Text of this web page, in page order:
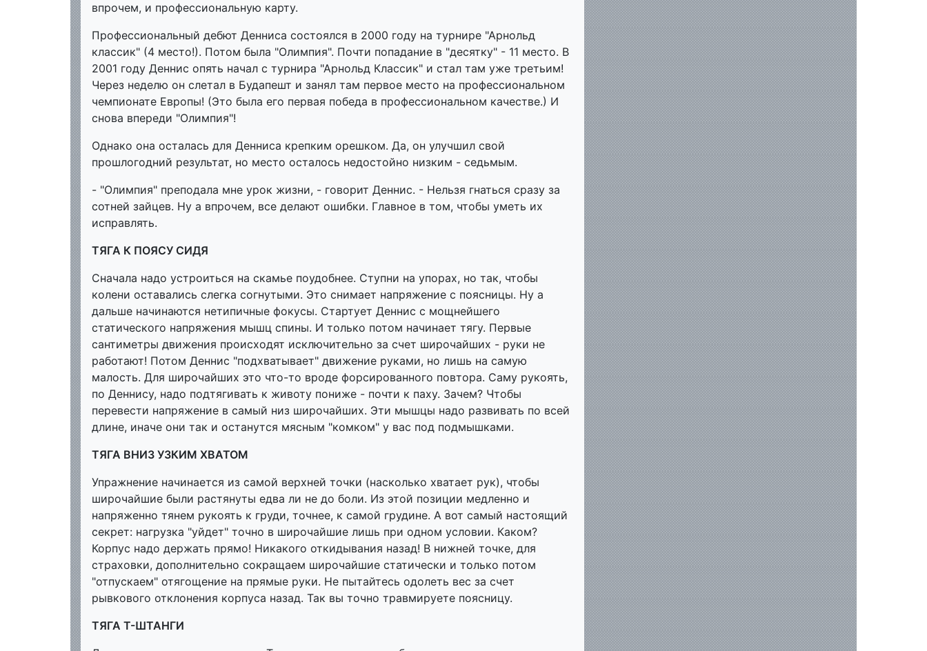
впрочем, и профессиональную карту.
Профессиональный дебют Денниса состоялся в 2000 году на турнире "Арнольд
классик" (4 место!). Потом была "Олимпия". Почти попадание в "десятку" - 11 место. В
2001 году Деннис опять начал с турнира "Арнольд Классик" и стал там уже третьим!
Через неделю он слетал в Будапешт и занял там первое место на профессиональном
чемпионате Европы! (Это была его первая победа в профессиональном качестве.) И
снова впереди "Олимпия"!
Однако она осталась для Денниса крепким орешком. Да, он улучшил свой
прошлогодний результат, но место осталось недостойно низким - седьмым.
- "Олимпия" преподала мне урок жизни, - говорит Деннис. - Нельзя гнаться сразу за
сотней зайцев. Ну а впрочем, все делают ошибки. Главное в том, чтобы уметь их
исправлять.
ТЯГА К ПОЯСУ СИДЯ
Сначала надо устроиться на скамье поудобнее. Ступни на упорах, но так, чтобы
колени оставались слегка согнутыми. Это снимает напряжение с поясницы. Ну а
дальше начинаются нетипичные фокусы. Стартует Деннис с мощнейшего
статического напряжения мышц спины. И только потом начинает тягу. Первые
сантиметры движения происходят исключительно за счет широчайших - руки не
работают! Потом Деннис "подхватывает" движение руками, но лишь на самую
малость. Для широчайших это что-то вроде форсированного повтора. Саму рукоять,
по Деннису, надо подтягивать к животу пониже - почти к паху. Зачем? Чтобы
перевести напряжение в самый низ широчайших. Эти мышцы надо развивать по всей
длине, иначе они так и останутся мясным "комком" у вас под подмышками.
ТЯГА ВНИЗ УЗКИМ ХВАТОМ
Упражнение начинается из самой верхней точки (насколько хватает рук), чтобы
широчайшие были растянуты едва ли не до боли. Из этой позиции медленно и
напряженно тянем рукоять к груди, точнее, к самой грудине. А вот самый настоящий
секрет: нагрузка "уйдет" точно в широчайшие лишь при одном условии. Каком?
Корпус надо держать прямо! Никакого откидывания назад! В нижней точке, для
страховки, дополнительно сокращаем широчайшие статически и только потом
"отпускаем" отягощение на прямые руки. Не пытайтесь одолеть вес за счет
рывкового отклонения корпуса назад. Так вы точно травмируете поясницу.
ТЯГА Т-ШТАНГИ